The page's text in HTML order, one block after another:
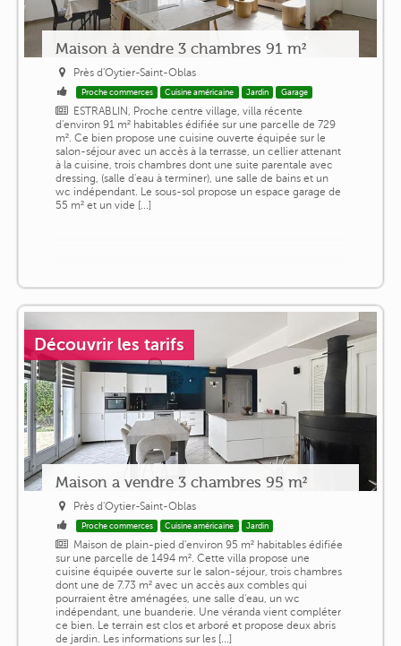
Maison à vendre 3 chambres 91 m²
Près d'Oytier-Saint-Oblas
Proche commerces Cuisine américaine Jardin Garage
ESTRABLIN, Proche centre village, villa récente
d'environ 91 m² habitables édifiée sur une parcelle de 729
m². Ce bien propose une cuisine ouverte équipée sur le
salon-séjour avec un accès à la terrasse, un cellier attenant
à la cuisine, trois chambres dont une suite parentale avec
dressing, (salle d'eau à terminer), une salle de bains et un
wc indépendant. Le sous-sol propose un espace garage de
55 m² et un vide [...]
Découvrir les tarifs
Maison a vendre 3 chambres 95 m²
Près d'Oytier-Saint-Oblas
Proche commerces Cuisine américaine Jardin
Maison de plain-pied d'environ 95 m² habitables édifiée
sur une parcelle de 1494 m². Cette villa propose une
cuisine équipée ouverte sur le salon-séjour, trois chambres
dont une de 7.73 m² avec un accès aux combles qui
pourraient être aménagées, une salle d'eau, un wc
indépendant, une buanderie. Une véranda vient compléter
ce bien. Le terrain est clos et arboré et propose deux abris
de jardin. Les informations sur les [...]